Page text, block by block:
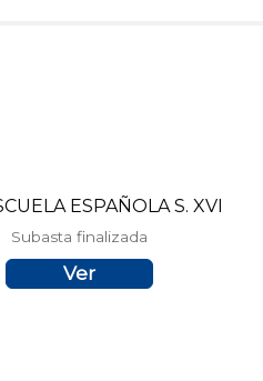
ESPAÑOLA S. XVI
Subasta finalizada
Ver